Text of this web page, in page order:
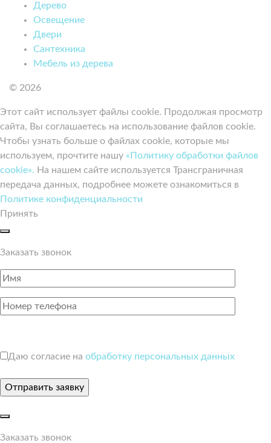
Дерево
Освещение
Двери
Сантехника
Мебель из дерева
© 2026
Этот сайт использует файлы cookie. Продолжая просмотр
сайта, Вы соглашаетесь на использование файлов cookie.
Чтобы узнать больше о файлах cookie, которые мы
используем, прочтите нашу «Политику обработки файлов
cookie». На нашем сайте используется Трансграничная
передача данных, подробнее можете ознакомиться в
Политике конфиденциальности
Принять
Заказать звонок
Даю согласие на обработку персональных данных
Заказать звонок